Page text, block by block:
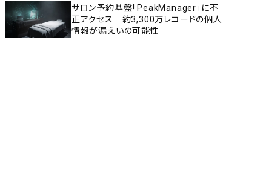
サロン予約基盤「PeakManager」に不
正アクセス 約3,300万レコードの個人
情報が漏えいの可能性